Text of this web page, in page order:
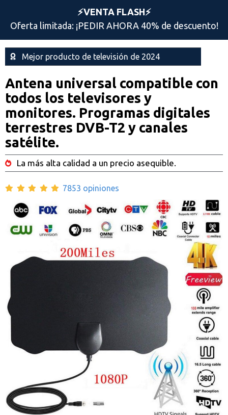
⚡️VENTA FLASH⚡️
Oferta limitada: ¡PEDIR AHORA 40% de descuento!
Mejor producto de televisión de 2024
Antena universal compatible con
todos los televisores y
monitores. Programas digitales
terrestres DVB-T2 y canales
satélite.
La más alta calidad a un precio asequible.
7853 opiniones